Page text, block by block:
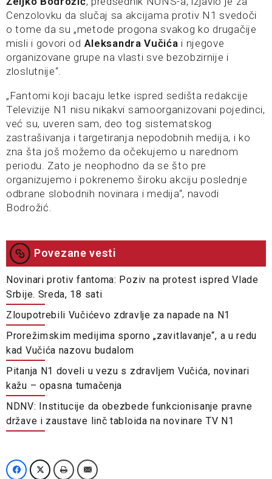
Cenzolovku da slučaj sa akcijama protiv N1 svedoči
o tome da su „metode progona svakog ko drugačije
misli i govori od Aleksandra Vučića i njegove
organizovane grupe na vlasti sve bezobzirnije i
zloslutnije“.
„Fantomi koji bacaju letke ispred sedišta redakcije
Televizije N1 nisu nikakvi samoorganizovani pojedinci,
već su, uveren sam, deo tog sistematskog
zastrašivanja i targetiranja nepodobnih medija, i ko
zna šta još možemo da očekujemo u narednom
periodu. Zato je neophodno da se što pre
organizujemo i pokrenemo široku akciju poslednje
odbrane slobodnih novinara i medija“, navodi
Bodrožić.
Povezane vesti
Novinari protiv fantoma: Poziv na protest ispred Vlade
Srbije. Sreda, 18 sati
Zloupotrebili Vučićevo zdravlje za napade na N1
Prorežimskim medijima sporno „zavitlavanje“, a u redu
kad Vučića nazovu budalom
Pitanja N1 doveli u vezu s zdravljem Vučića, novinari
kažu – opasna tumačenja
NDNV: Institucije da obezbede funkcionisanje pravne
države i zaustave linč tabloida na novinare TV N1